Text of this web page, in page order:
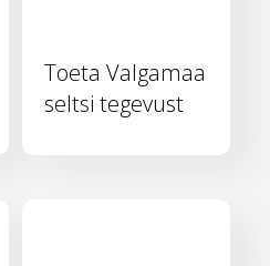
Toeta Valgamaa
seltsi tegevust